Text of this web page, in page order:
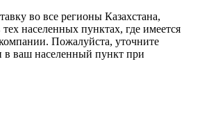
во все регионы Казахстана,
тех населенных пунктах, где имеется
Пожалуйста, уточните
в ваш населенный пункт при